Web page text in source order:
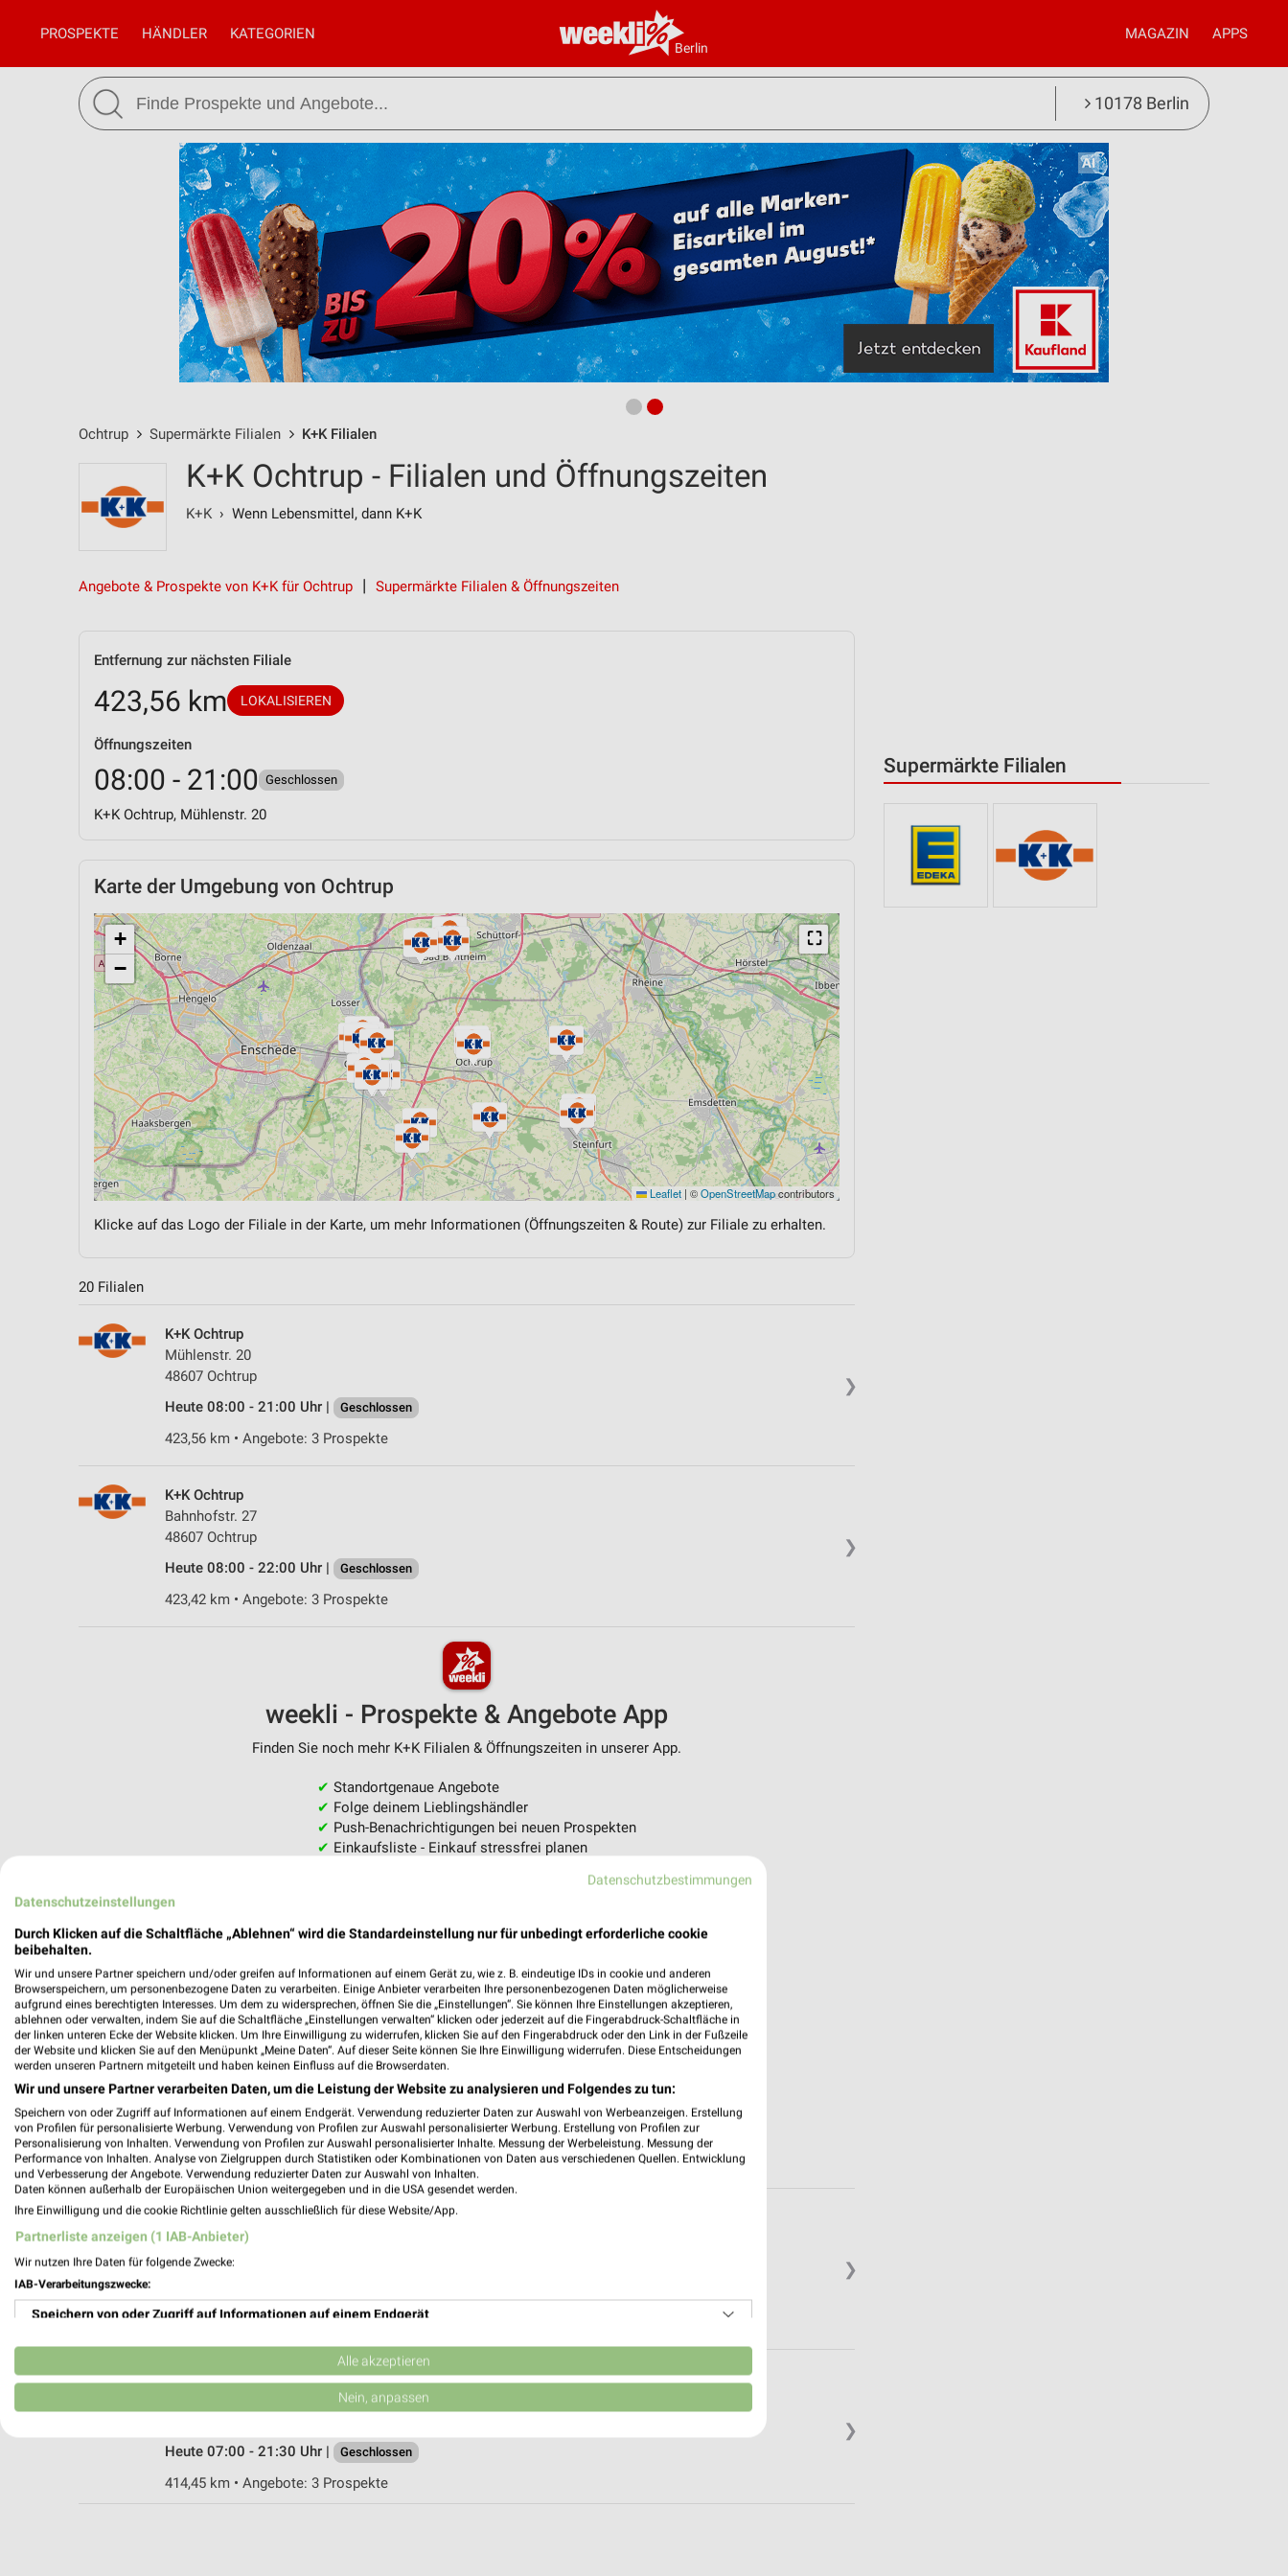
Berlin
PROSPEKTE HÄNDLER KATEGORIEN MAGAZIN APPS
10178 Berlin
Ochtrup Supermärkte Filialen K+K Filialen
Supermärkte Filialen
K+K Ochtrup - Filialen und Öffnungszeiten
K+K › Wenn Lebensmittel, dann K+K
Angebote & Prospekte von K+K für Ochtrup Supermärkte Filialen & Öffnungszeiten
Entfernung zur nächsten Filiale
423,56 km LOKALISIEREN
Öffnungszeiten
08:00 - 21:00 Geschlossen
K+K Ochtrup, Mühlenstr. 20
Karte der Umgebung von Ochtrup
⛶
+
−
Leaflet | ©OpenStreetMapcontributors
Klicke auf das Logo der Filiale in der Karte, um mehr Informationen (Öffnungszeiten & Route) zur Filiale zu erhalten.
20 Filialen
❯
K+K Ochtrup
Mühlenstr. 20
48607 Ochtrup
Heute 08:00 - 21:00 Uhr |
Geschlossen
423,56 km • Angebote: 3 Prospekte
❯
K+K Ochtrup
Bahnhofstr. 27
48607 Ochtrup
Heute 08:00 - 22:00 Uhr |
Geschlossen
423,42 km • Angebote: 3 Prospekte
weekli - Prospekte & Angebote App
Finden Sie noch mehr K+K Filialen & Öffnungszeiten in unserer App.
✔ Standortgenaue Angebote
✔ Folge deinem Lieblingshändler
✔ Push-Benachrichtigungen bei neuen Prospekten
✔ Einkaufsliste - Einkauf stressfrei planen
Nutze weekli auch mobil – App jetzt laden oder QR-Code scannen.
❯
K+K Metelen
Neutor 28-30
48629 Metelen
422,78 km • Angebote: 3 Prospekte
❯
K+K Wettringen
Heute 07:00 - 21:30 Uhr |
Geschlossen
414,45 km • Angebote: 3 Prospekte
Datenschutzbestimmungen
Datenschutzeinstellungen
Durch Klicken auf die Schaltfläche „Ablehnen“ wird die Standardeinstellung nur für unbedingt erforderliche cookie
beibehalten.
Wir und unsere Partner speichern und/oder greifen auf Informationen auf einem Gerät zu, wie z. B. eindeutige IDs in cookie und anderen
Browserspeichern, um personenbezogene Daten zu verarbeiten. Einige Anbieter verarbeiten Ihre personenbezogenen Daten möglicherweise
aufgrund eines berechtigten Interesses. Um dem zu widersprechen, öffnen Sie die „Einstellungen“. Sie können Ihre Einstellungen akzeptieren,
ablehnen oder verwalten, indem Sie auf die Schaltfläche „Einstellungen verwalten“ klicken oder jederzeit auf die Fingerabdruck-Schaltfläche in
der linken unteren Ecke der Website klicken. Um Ihre Einwilligung zu widerrufen, klicken Sie auf den Fingerabdruck oder den Link in der Fußzeile
der Website und klicken Sie auf den Menüpunkt „Meine Daten“. Auf dieser Seite können Sie Ihre Einwilligung widerrufen. Diese Entscheidungen
werden unseren Partnern mitgeteilt und haben keinen Einfluss auf die Browserdaten.
Wir und unsere Partner verarbeiten Daten, um die Leistung der Website zu analysieren und Folgendes zu tun:
Speichern von oder Zugriff auf Informationen auf einem Endgerät. Verwendung reduzierter Daten zur Auswahl von Werbeanzeigen. Erstellung
von Profilen für personalisierte Werbung. Verwendung von Profilen zur Auswahl personalisierter Werbung. Erstellung von Profilen zur
Personalisierung von Inhalten. Verwendung von Profilen zur Auswahl personalisierter Inhalte. Messung der Werbeleistung. Messung der
Performance von Inhalten. Analyse von Zielgruppen durch Statistiken oder Kombinationen von Daten aus verschiedenen Quellen. Entwicklung
und Verbesserung der Angebote. Verwendung reduzierter Daten zur Auswahl von Inhalten.
Daten können außerhalb der Europäischen Union weitergegeben und in die USA gesendet werden.
Ihre Einwilligung und die cookie Richtlinie gelten ausschließlich für diese Website/App.
Partnerliste anzeigen (1 IAB-Anbieter)
Wir nutzen Ihre Daten für folgende Zwecke:
IAB-Verarbeitungszwecke:
Speichern von oder Zugriff auf Informationen auf einem Endgerät
Verwendung reduzierter Daten zur Auswahl von Werbeanzeigen
Erstellung von Profilen für personalisierte Werbung
Alle akzeptieren
Nein, anpassen